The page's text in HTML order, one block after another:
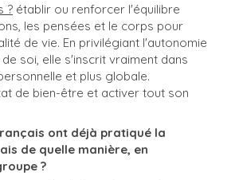
? établir ou renforcer l'équilibre
les pensées et le corps pour
de vie. En privilégiant l'autonomie
soi, elle s'inscrit vraiment dans
et plus globale.
de bien-être et activer tout son
ont déjà pratiqué la
de quelle manière, en
?